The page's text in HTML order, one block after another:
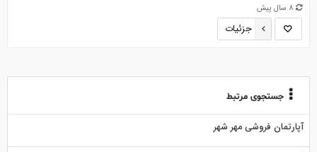
8 سال پیش
جزئیات
جستجوی مرتبط
آپارتمان فروشی مهر شهر